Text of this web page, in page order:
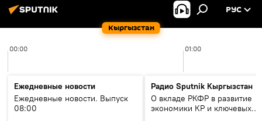
Кыргызстан
РУС
00:00 01:00
Ежедневные новости
Ежедневные новости. Выпуск
08:00
Радио Sputnik Кыргызстан
О вкладе РКФР в развитие
экономики КР и ключевых